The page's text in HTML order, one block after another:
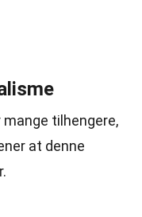
tilhengere,
at denne